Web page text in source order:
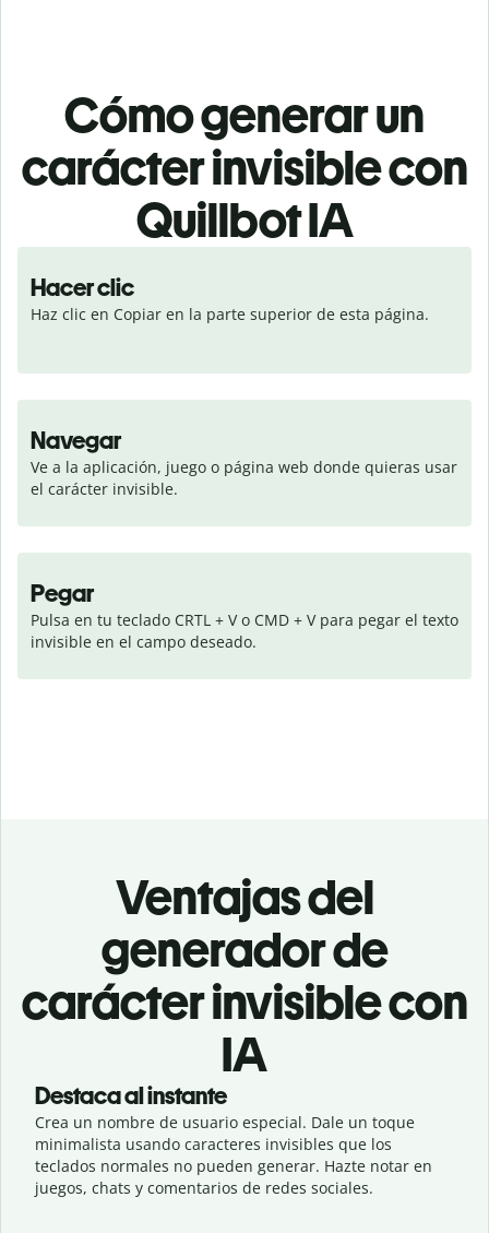
Cómo generar un
carácter invisible con
Quillbot IA
Hacer clic
Haz clic en Copiar en la parte superior de esta página.
Navegar
Ve a la aplicación, juego o página web donde quieras usar
el carácter invisible.
Pegar
Pulsa en tu teclado CRTL + V o CMD + V para pegar el texto
invisible en el campo deseado.
Ventajas del
generador de
carácter invisible con
IA
Destaca al instante
Crea un nombre de usuario especial. Dale un toque
minimalista usando caracteres invisibles que los
teclados normales no pueden generar. Hazte notar en
juegos, chats y comentarios de redes sociales.